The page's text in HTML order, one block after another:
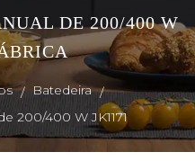
DE 200/400 W
/ Batedeira /
200/400 W JK1171